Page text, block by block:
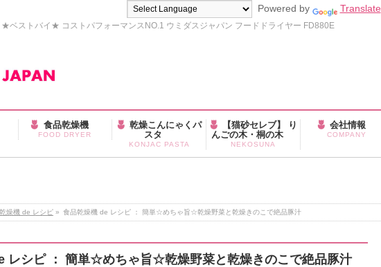
Powered by Translate
ベストバイ★ コストパフォーマンスNO.1 ウミダスジャパン フードドライヤー FD880E
食品乾燥機
FOOD DRYER
乾燥こんにゃくパ
スタ
KONJAC PASTA
【猫砂セレブ】 り
んごの木・桐の木
NEKOSUNA
会社情報
COMPANY
燥機 de レシピ » 食品乾燥機 de レシピ ： 簡単☆めちゃ旨☆乾燥野菜と乾燥きのこで絶品豚汁
レシピ ： 簡単☆めちゃ旨☆乾燥野菜と乾燥きのこで絶品豚汁